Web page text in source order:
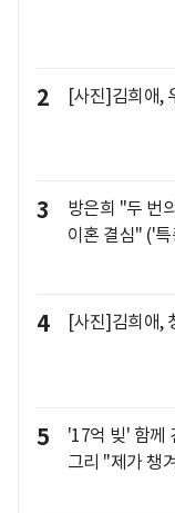
2 [사진]김희애,
3
방은희 "두 번
이혼 결심" ('
4 [사진]김희애,
5
'17억 빚' 함께
그리 "제가 챙